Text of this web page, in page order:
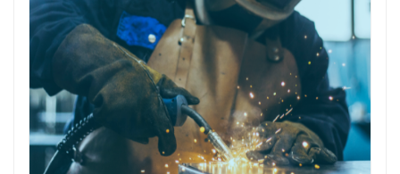
Numéro de téléphone
Sélectionner une agence Oxygène Intérim/ BTT